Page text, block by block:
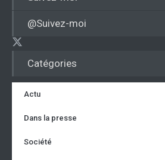
Catégories
Actu
Dans la presse
Société
@Suivez-moi